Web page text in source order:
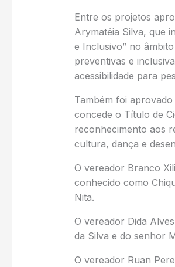
Entre os projetos
Arymatéia Silva, que
e Inclusivo” no
preventivas e
acessibilidade para
Também foi
concede o Título de
reconhecimento aos
cultura, dança e
O vereador Branco
conhecido como
Nita.
O vereador Dida
da Silva e do senhor
O vereador Ruan